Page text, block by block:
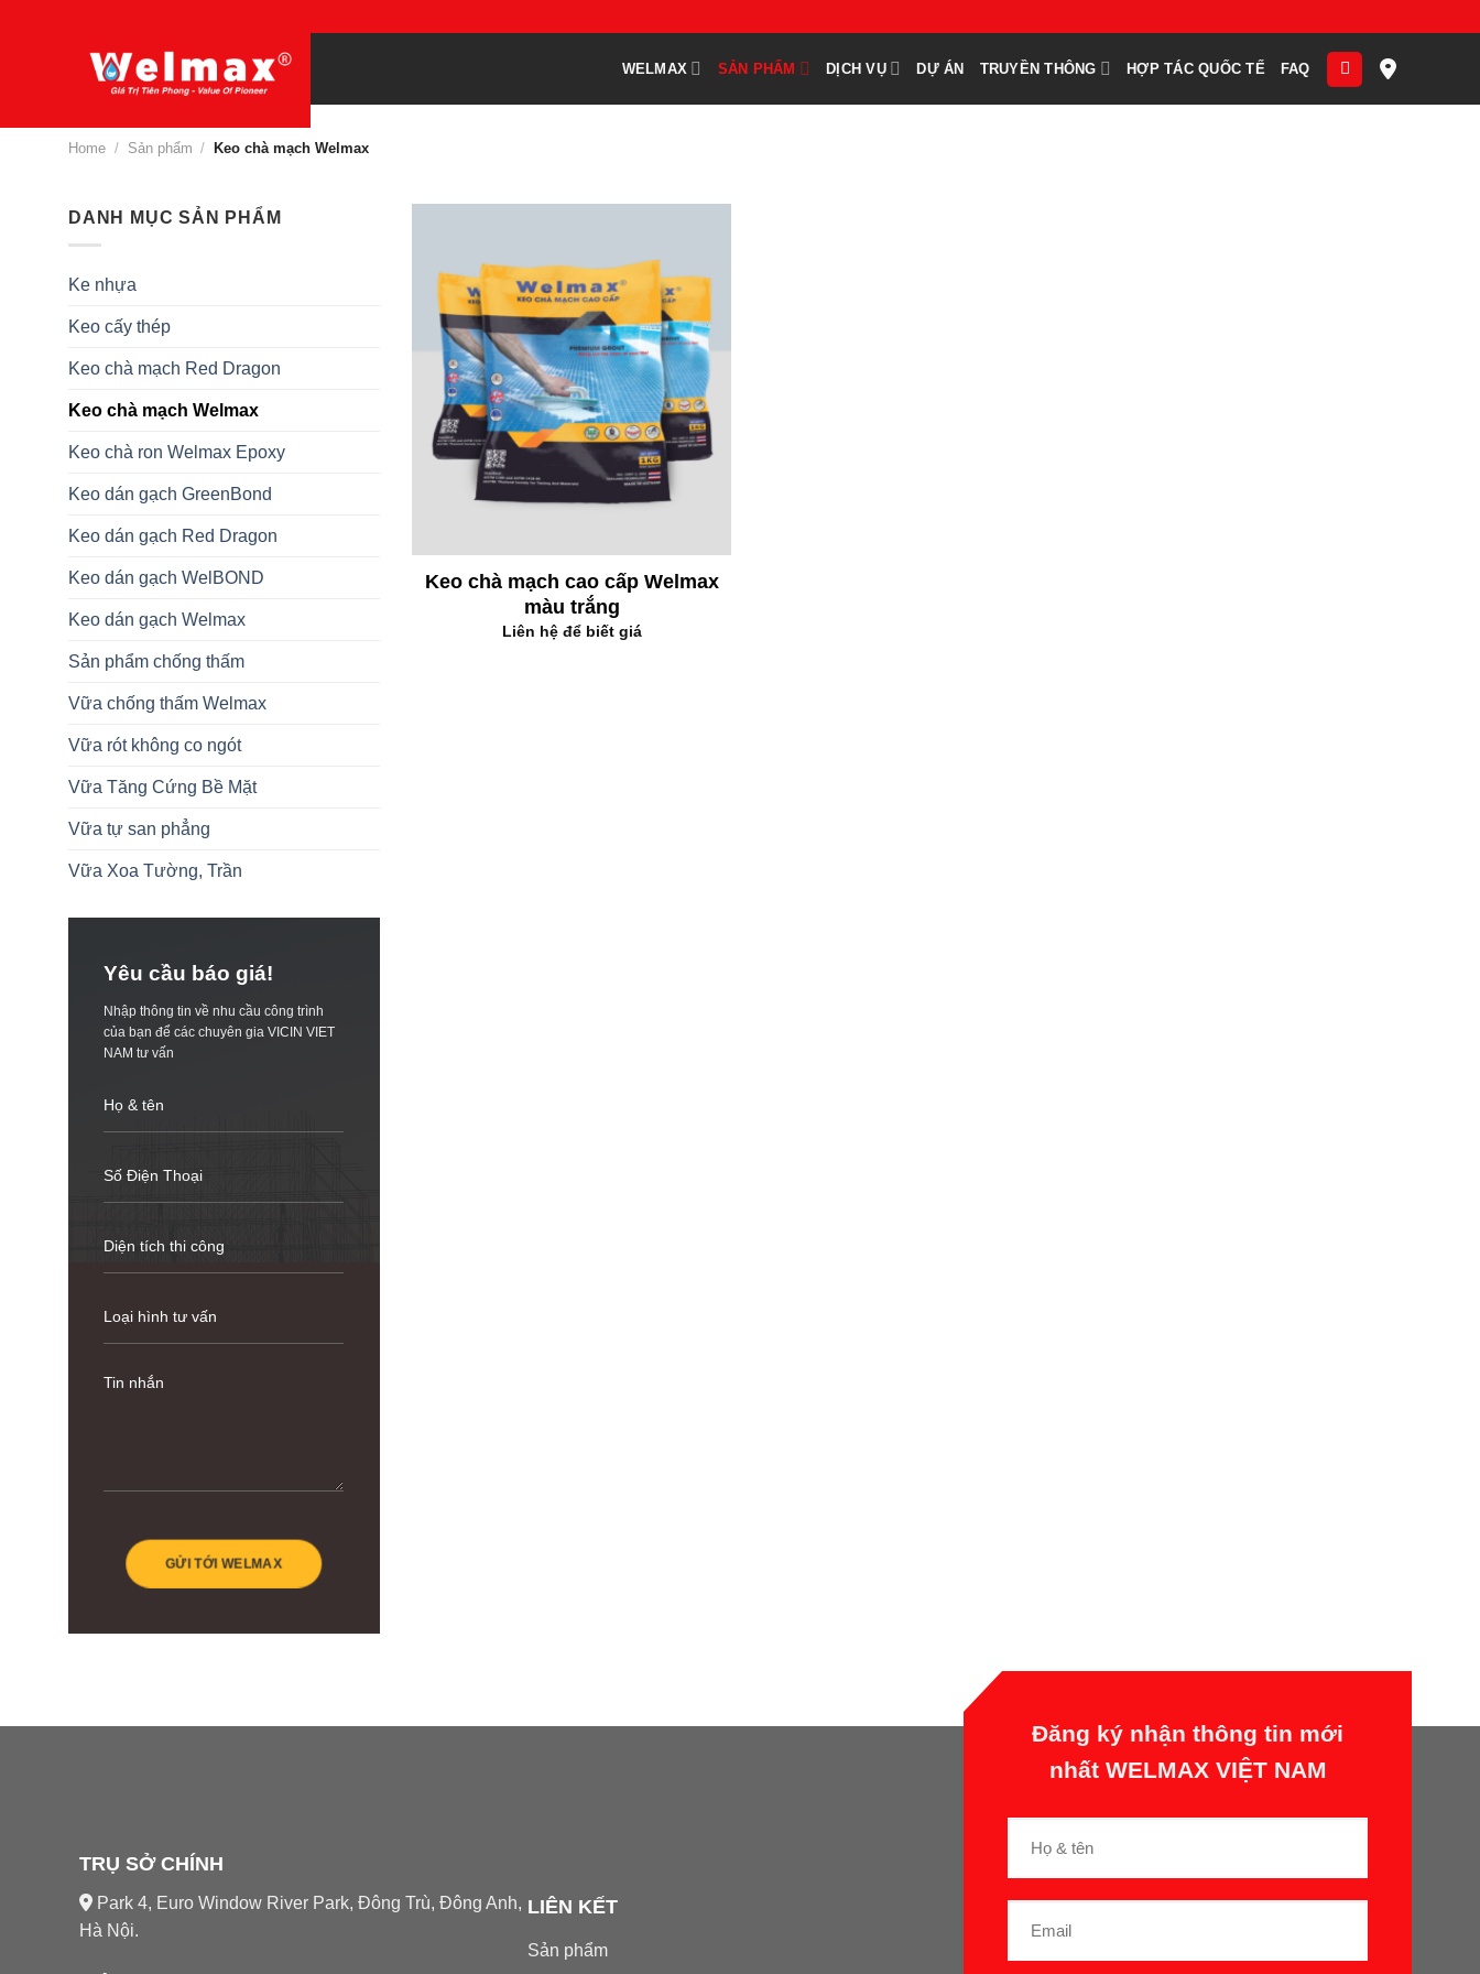
WELMAX SẢN PHẨM DỊCH VỤ DỰ ÁN TRUYỀN THÔNG HỢP TÁC QUỐC TẾ FAQ
Home / Sản phẩm / Keo chà mạch Welmax
DANH MỤC SẢN PHẨM
Ke nhựa
Keo cấy thép
Keo chà mạch Red Dragon
Keo chà mạch Welmax
Keo chà ron Welmax Epoxy
Keo dán gạch GreenBond
Keo dán gạch Red Dragon
Keo dán gạch WelBOND
Keo dán gạch Welmax
Sản phẩm chống thấm
Vữa chống thấm Welmax
Vữa rót không co ngót
Vữa Tăng Cứng Bề Mặt
Vữa tự san phẳng
Vữa Xoa Tường, Trần
Yêu cầu báo giá!
Nhập thông tin về nhu cầu công trình
của bạn để các chuyên gia VICIN VIET
NAM tư vấn
Keo chà mạch cao cấp Welmax
màu trắng
Liên hệ để biết giá
TRỤ SỞ CHÍNH
Park 4, Euro Window River Park, Đông Trù, Đông Anh,
Hà Nội.
LIÊN KẾT
Sản phẩm
Đăng ký nhận thông tin mới
nhất WELMAX VIỆT NAM